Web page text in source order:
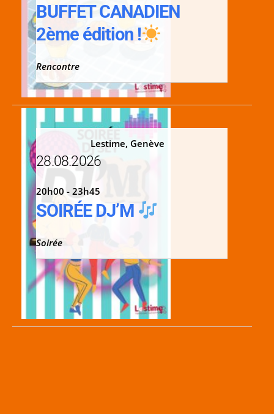
BUFFET CANADIEN
2ème édition !
Rencontre
Lestime, Genève
28.08.2026
20h00 - 23h45
SOIRÉE DJ’M
Soirée